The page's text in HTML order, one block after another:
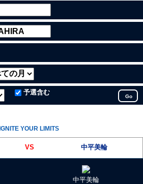
予選含む
Go
IGNITE YOUR LIMITS
VS 中平美輪
中平美輪